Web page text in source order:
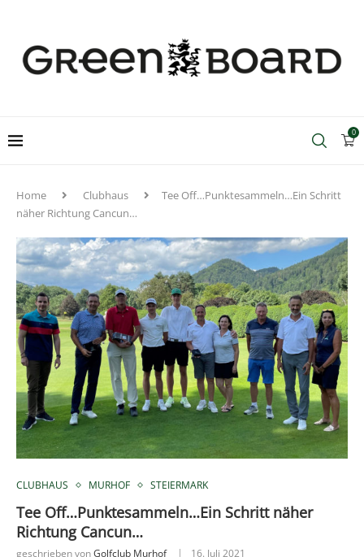
0
Home Clubhaus
Tee Off…Punktesammeln…Ein Schritt
näher Richtung Cancun…
CLUBHAUS MURHOF STEIERMARK
Tee Off…Punktesammeln…Ein Schritt näher
Richtung Cancun…
geschrieben vonGolfclub Murhof 16. Juli 2021